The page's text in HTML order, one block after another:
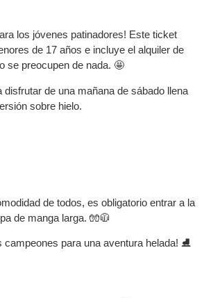
los jóvenes patinadores! Este ticket
de 17 años e incluye el alquiler de
se preocupen de nada. 🤩
disfrutar de una mañana de sábado llena
sobre hielo.
de todos, es obligatorio entrar a la
de manga larga. 🧤🧥
campeones para una aventura helada! ⛸️